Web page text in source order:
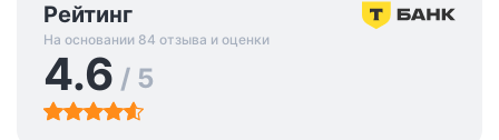
Рейтинг
На основании 84 отзыва и оценки
4.6 / 5